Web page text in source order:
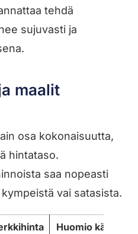
tehdä
sujuvasti ja
maalit
osa kokonaisuutta,
hintataso.
saa nopeasti
vai satasista.
Huomio